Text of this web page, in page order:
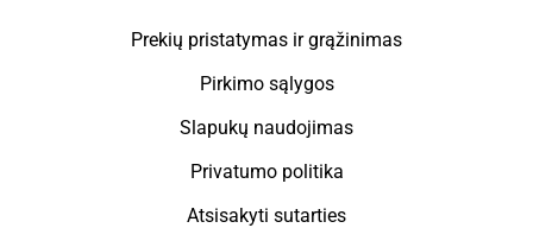
Prekių pristatymas ir grąžinimas
Pirkimo sąlygos
Slapukų naudojimas
Privatumo politika
Atsisakyti sutarties